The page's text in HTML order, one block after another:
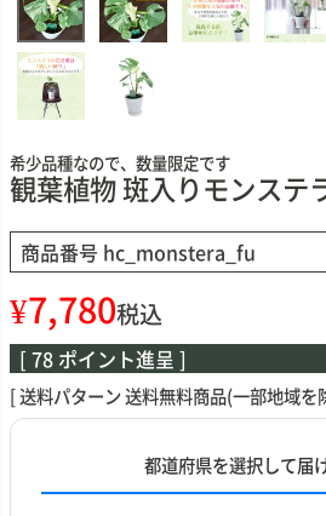
希少品種なので、数量限定です
観葉植物 斑入りモンステ
商品番号 hc_monstera_fu
¥7,780税込
[ 78 ポイント進呈 ]
送料パターン送料無料商品(一部地域を
都道府県を選択して届